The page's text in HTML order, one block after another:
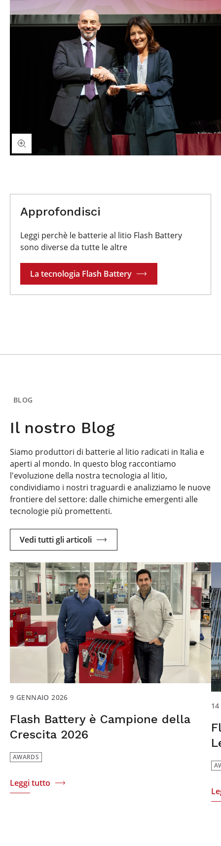
Approfondisci
Leggi perchè le batterie al litio Flash Battery
sono diverse da tutte le altre
La tecnologia Flash Battery
BLOG
Il nostro Blog
Siamo produttori di batterie al litio radicati in Italia e
aperti al mondo. In questo blog raccontiamo
l'evoluzione della nostra tecnologia al litio,
condividiamo i nostri traguardi e analizziamo le nuove
frontiere del settore: dalle chimiche emergenti alle
tecnologie più promettenti.
Vedi tutti gli articoli
9 GENNAIO 2026
Flash Battery è Campione della
Crescita 2026
AWARDS
Leggi tutto